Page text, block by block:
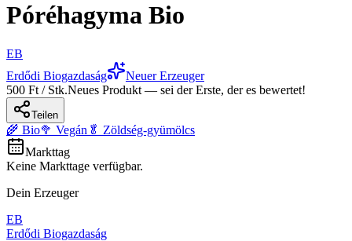
Póréhagyma Bio
EB
Erdődi Biogazdaság
Neuer Erzeuger
500 Ft / Stk.Neues Produkt — sei der Erste, der es bewertet!
Teilen
🌾 Bio🥦 Vegán 🥬 Zöldség-gyümölcs
Markttag
Keine Markttage verfügbar.
Dein Erzeuger
EB
Erdődi Biogazdaság